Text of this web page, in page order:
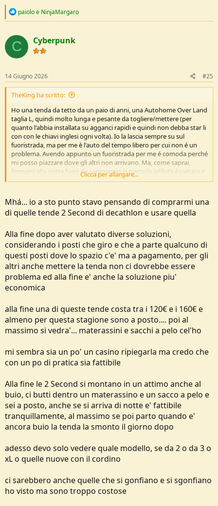
R
c
t
i
o
s
:
paioloe NinjaMargaro
C Cyberpunk
14 Giugno 2026 #25
TheKing ha scritto:
Ho una tenda da tetto da un paio di anni, una Autohome Over Land
taglia L, quindi molto lunga e pesante da togliere/mettere (per
quanto l'abbia installata su agganci rapidi e quindi non debba star li
con con le chiavi inglesi ogni volta). Io la lascia sempre su sul
fuoristrada, ma per me è l'auto del tempo libero per cui non é un
problema. Avendo appunto un fuoristrada per me é comoda perché
mi posso piazzare dove gli altri non arrivano. Ma, come saprai,
fermarsi alla notte fuori da campeggio o piazzola adibita é vietato e
potenzialmente sanzionabile in quasi tutti i comuni. Anche con
sagoma dell'auto non si ha la certezza che non ti rompano le
scatole. Per il resto che dire, é una filosofia, io non la sto usando
come vorrei, e comunque continuo a preferire il bivacco, la tenda da
lontane, parto alla sera e arrivando tardi viene comoda, se si é
almeno in due, altrimenti da solo faccio prima a dormire in auto.
Clicca per allargare...
Mhá... io a sto punto stavo pensando di comprarmi una
di quelle tende 2 Second di decathlon e usare quella
Alla fine dopo aver valutato diverse soluzioni,
considerando i posti che giro e che a parte qualcuno di
questi posti dove lo spazio c'e' ma a pagamento, per gli
altri anche mettere la tenda non ci dovrebbe essere
problema ed alla fine e' anche la soluzione piu'
economica
alla fine una di queste tende costa tra i 120€ e i 160€ e
almeno per questa stagione sono a posto.... poi al
massimo si vedra'... materassini e sacchi a pelo cel'ho
mi sembra sia un po' un casino ripiegarla ma credo che
con un po di pratica sia fattibile
Alla fine le 2 Second si montano in un attimo anche al
buio, ci butti dentro un materassino e un sacco a pelo e
sei a posto, anche se si arriva di notte e' fattibile
tranquillamente, al massimo se poi parto quando e'
ancora buio la tenda la smonto il giorno dopo
adesso devo solo vedere quale modello, se da 2 o da 3 o
xL o quelle nuove con il cordino
ci sarebbero anche quelle che si gonfiano e si sgonfiano
ho visto ma sono troppo costose